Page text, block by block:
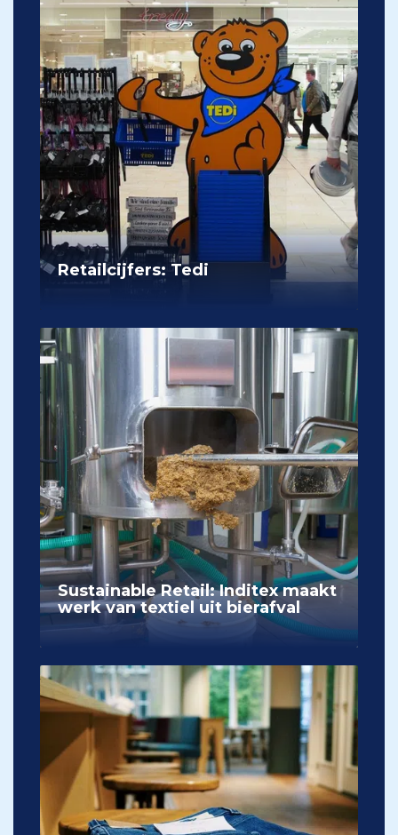
Retailcijfers: Tedi
Sustainable Retail: Inditex maakt
werk van textiel uit bierafval